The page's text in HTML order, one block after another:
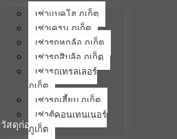
เช่าแบคโฮ ภูเก็ต
เช่าเครน ภูเก็ต
เช่ารถหกล้อ ภูเก็ต
เช่ารถสิบล้อ ภูเก็ต
เช่ารถเทรลเลอร์
ภูเก็ต
เช่ารถเฮี้ยบ ภูเก็ต
เช่าตู้คอนเทนเนอร์
ภูเก็ต
วัสดุก่อสร้าง